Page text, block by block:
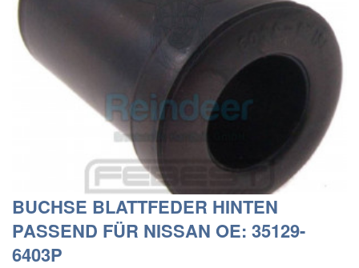
BUCHSE BLATTFEDER HINTEN
PASSEND FÜR NISSAN OE: 35129-
6403P